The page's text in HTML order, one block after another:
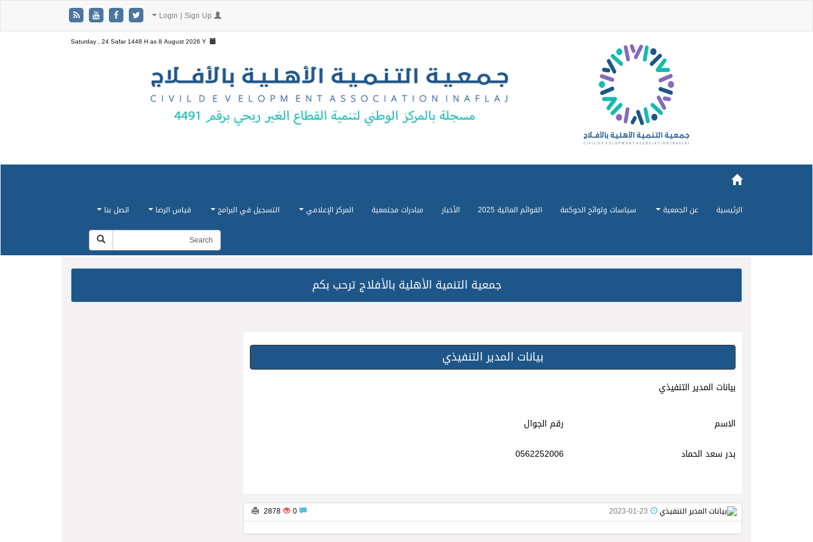
Saturday , 24 Safar 1448 H as8 August 2026 Y
الرئيسية عن الجمعية سياسات ولوائح الحوكمة القوائم المالية 2025 الأخبار مبادرات مجتمعية المركز الإعلامي التسجيل في البرامج قياس الرضا اتصل بنا
جمعية التنمية الأهلية بالأفلاج ترحب بكم
بيانات المدير التنفيذي
بيانات المدير التنفيذي
الاسم
رقم الجوال
بدر سعد الحماد
0562252006
2023-01-23
2878